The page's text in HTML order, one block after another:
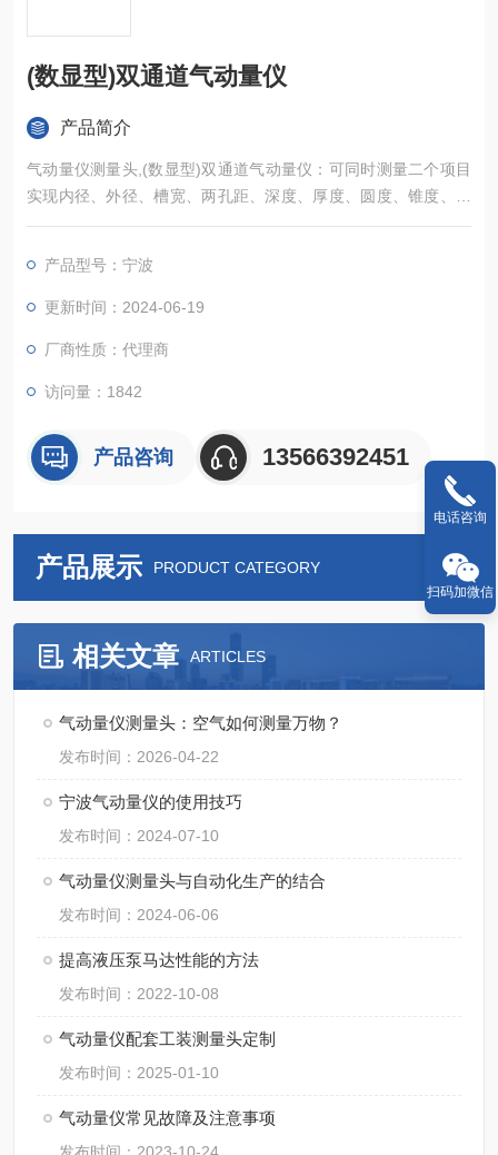
(数显型)双通道气动量仪
产品简介
气动量仪测量头,(数显型)双通道气动量仪：可同时测量二个项目
实现内径、外径、槽宽、两孔距、深度、厚度、圆度、锥度、同
轴度、直线度、平面度、平行度、垂直度、通气度和密封性
产品型号：宁波
更新时间：2024-06-19
厂商性质：代理商
访问量：1842
产品咨询 13566392451
产品展示 PRODUCT CATEGORY
相关文章 ARTICLES
气动量仪测量头：空气如何测量万物？
发布时间：2026-04-22
宁波气动量仪的使用技巧
发布时间：2024-07-10
气动量仪测量头与自动化生产的结合
发布时间：2024-06-06
提高液压泵马达性能的方法
发布时间：2022-10-08
气动量仪配套工装测量头定制
发布时间：2025-01-10
气动量仪常见故障及注意事项
电话咨询
扫码加微信